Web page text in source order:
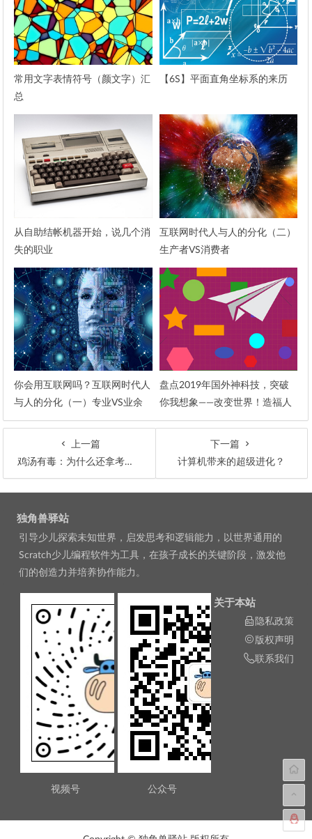
常用文字表情符号（颜文字）汇
总
【6S】平面直角坐标系的来历
从自助结帐机器开始，说几个消
失的职业
互联网时代人与人的分化（二）
生产者VS消费者
你会用互联网吗？互联网时代人
与人的分化（一）专业VS业余
盘点2019年国外神科技，突破
你我想象——改变世界！造福人
类！
上一篇
鸡汤有毒：为什么还拿考试成绩说话？
下一篇
计算机带来的超级进化？
文章导航
独角兽驿站
引导少儿探索未知世界，启发思考和逻辑能力，以世界通用的
Scratch少儿编程软件为工具，在孩子成长的关键阶段，激发他
们的创造力并培养协作能力。
视频号 公众号
关于本站
隐私政策
版权声明
联系我们